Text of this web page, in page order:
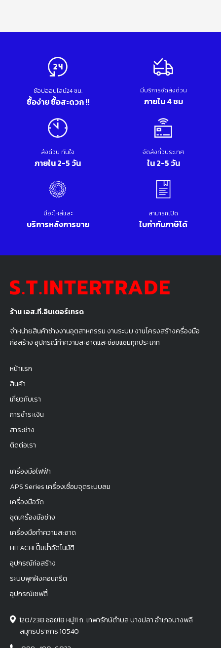
ร้าน เอส.ที.อินเตอร์เทรด
จำหน่ายสินค้าช่างงานอุตสาหกรรม งานระบบ งานโครงสร้างครื่องมือ
ก่อสร้าง อุปกรณ์ทำความสะอาดและซ่อมแซมทุกประเภท
หน้าแรก
สินค้า
เกี่ยวกับเรา
การชำระเงิน
สาระช่าง
ติดต่อเรา
เครื่องมือไฟฟ้า
APS Series เครื่องเชื่อมจุดระบบลม
เครื่องมือวัด
ชุดเครื่องมือช่าง
เครื่องมือทำความสะอาด
HITACHI ปั๊มน้ำอัตโนมัติ
อุปกรณ์ก่อสร้าง
ระบบพุกฝังคอนกรีต
อุปกรณ์เซฟตี้
120/238 ซอย18 หมู่11 ถ. เทพารักษ์ตำบล บางปลา อำเภอบางพลี
สมุทรปราการ 10540
ช้อปออนไลน์24 ชม.
ซื้อง่าย ซื้อสะดวก !!
มีบริการจัดส่งด่วน
ภายใน 4 ชม
ส่งด่วน ทันใจ
ภายใน 2-5 วัน
จัดส่งทั่วประเทศ
ใน 2-5 วัน
มีอะไหล่และ
บริการหลังการขาย
สามารถเปิด
ใบกำกับภาษีได้